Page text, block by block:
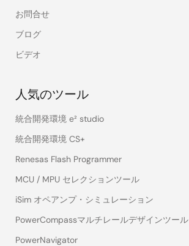
お問合せ
ブログ
ビデオ
人気のツール
統合開発環境 e² studio
統合開発環境 CS+
Renesas Flash Programmer
MCU / MPU セレクションツール
iSim オペアンプ・シミュレーション
PowerCompassマルチレールデザインツール
PowerNavigator